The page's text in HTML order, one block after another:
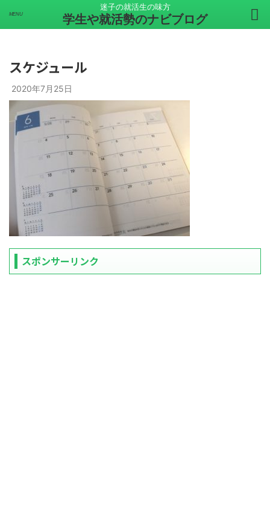
迷子の就活生の味方
学生や就活勢のナビブログ
スケジュール
2020年7月25日
スポンサーリンク